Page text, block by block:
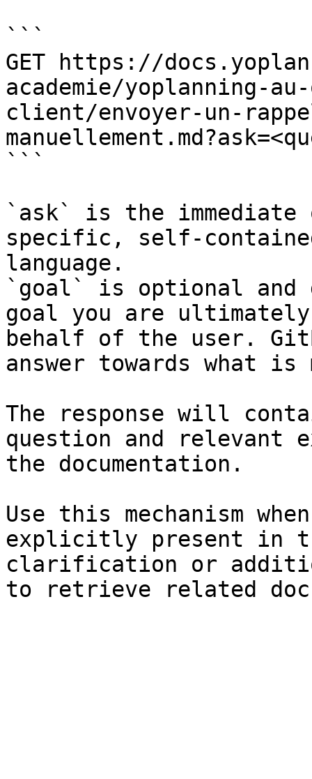
```
GET https://
academie/yoplanning-
client/envoyer-un-
```
`ask` is the
specific, self-
language.
`goal` is optional and
goal you are
behalf of the user.
answer towards what
The response will
question and relevant
the documentation.
Use this mechanism
explicitly present in
clarification or